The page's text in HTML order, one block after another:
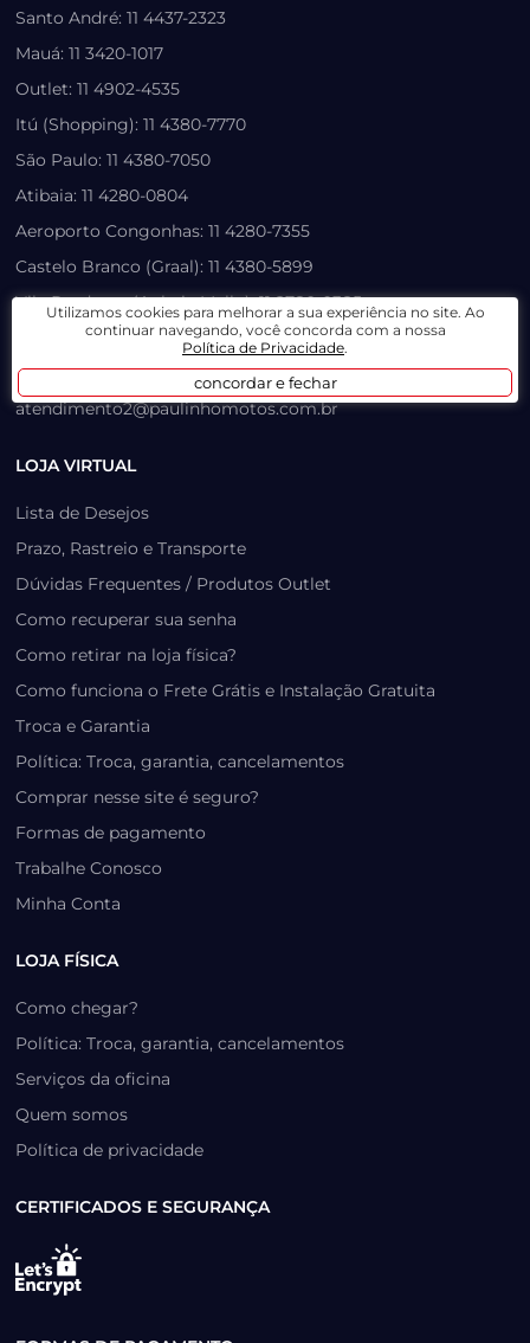
Santo André: 11 4437-2323
Mauá: 11 3420-1017
Outlet: 11 4902-4535
Itú (Shopping): 11 4380-7770
São Paulo: 11 4380-7050
Atibaia: 11 4280-0804
Aeroporto Congonhas: 11 4280-7355
Castelo Branco (Graal): 11 4380-5899
Vila Prudente (Anhaia Mello): 11 2780-0385
Salim Farah Maluf: 11 2780-0147
atendimento3@paulinhomotos.com.br
atendimento2@paulinhomotos.com.br
LOJA VIRTUAL
Lista de Desejos
Prazo, Rastreio e Transporte
Dúvidas Frequentes / Produtos Outlet
Como recuperar sua senha
Como retirar na loja física?
Como funciona o Frete Grátis e Instalação Gratuita
Troca e Garantia
Política: Troca, garantia, cancelamentos
Comprar nesse site é seguro?
Formas de pagamento
Trabalhe Conosco
Minha Conta
LOJA FÍSICA
Como chegar?
Política: Troca, garantia, cancelamentos
Serviços da oficina
Quem somos
Política de privacidade
CERTIFICADOS E SEGURANÇA
Utilizamos cookies para melhorar a sua experiência no site. Ao
continuar navegando, você concorda com a nossa
Política de Privacidade.
concordar e fechar